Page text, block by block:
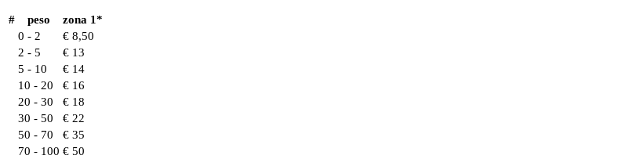
# peso
zona 1*
0 - 2
€ 8,50
2 - 5
€ 13
5 - 10
€ 14
10 - 20
€ 16
20 - 30
€ 18
30 - 50
€ 22
50 - 70
€ 35
70 - 100 € 50